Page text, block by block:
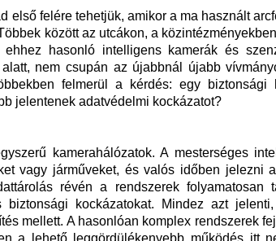
első felére tehetjük, amikor a ma használt
között az utcákon, a
hasonló intelligens kamerák és
nem csupán az újabbnál újabb
felmerül a kérdés: egy biztonsági
jelentenek adatvédelmi kockázatot?
kamerahálózatok. A mesterséges
vagy járműveket, és valós időben jelezni
révén a rendszerek folyamatosan
kockázatokat. Mindez azt
mellett. A hasonlóan komplex rendszerek